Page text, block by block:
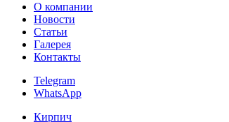
О компании
Новости
Статьи
Галерея
Контакты
Telegram
WhatsApp
Кирпич